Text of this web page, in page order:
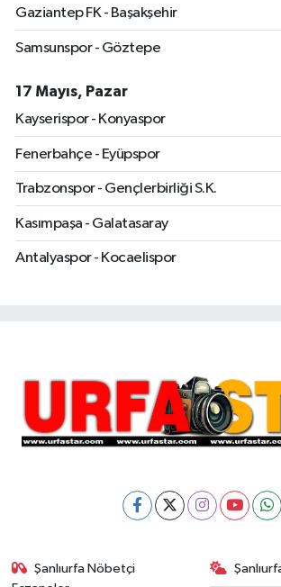
Gaziantep FK - Başakşehir
Samsunspor - Göztepe
17 Mayıs, Pazar
Kayserispor - Konyaspor
Fenerbahçe - Eyüpspor
Trabzonspor - Gençlerbirliği S.K.
Kasımpaşa - Galatasaray
Antalyaspor - Kocaelispor
Şanlıurfa Nöbetçi